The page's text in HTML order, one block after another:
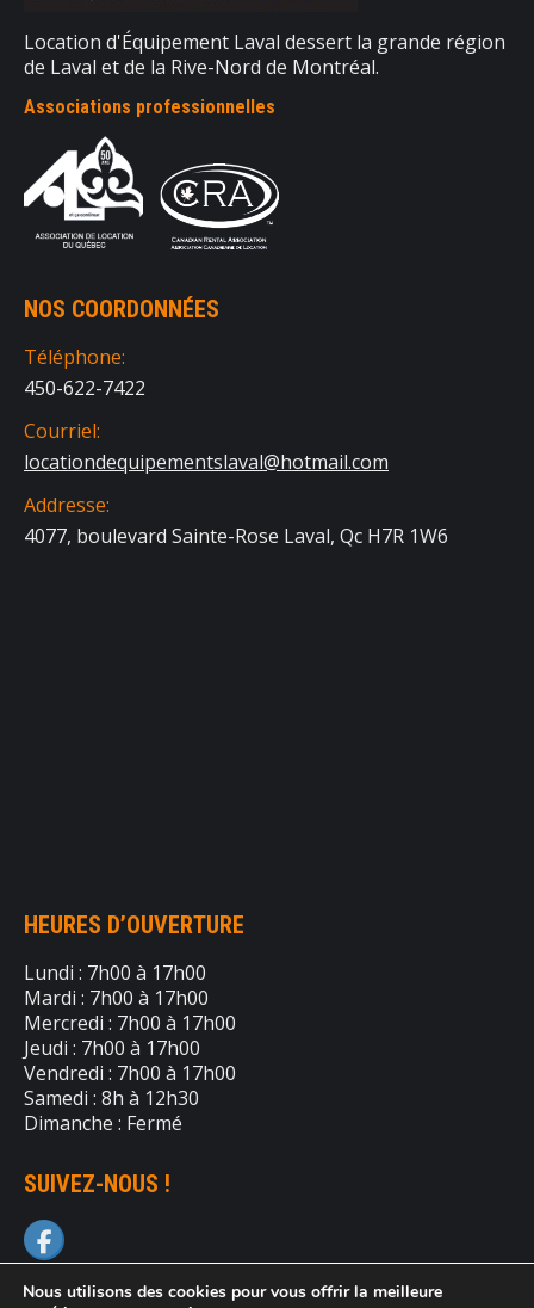
Location d'Équipement Laval dessert la grande région
de Laval et de la Rive-Nord de Montréal.
Associations professionnelles
NOS COORDONNÉES
Téléphone:
450-622-7422
Courriel:
locationdequipementslaval@hotmail.com
Addresse:
4077, boulevard Sainte-Rose Laval, Qc H7R 1W6
HEURES D’OUVERTURE
Lundi : 7h00 à 17h00
Mardi : 7h00 à 17h00
Mercredi : 7h00 à 17h00
Jeudi : 7h00 à 17h00
Vendredi : 7h00 à 17h00
Samedi : 8h à 12h30
Dimanche : Fermé
SUIVEZ-NOUS !
Nous utilisons des cookies pour vous offrir la meilleure